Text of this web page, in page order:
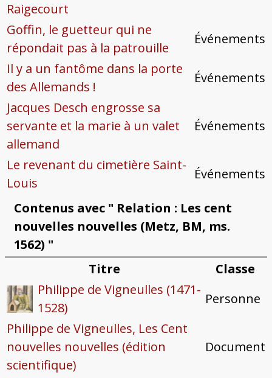
Raigecourt
Goffin, le guetteur qui ne
répondait pas à la patrouille
Événements
Il y a un fantôme dans la porte
des Allemands !
Événements
Jacques Desch engrosse sa
servante et la marie à un valet
allemand
Événements
Le revenant du cimetière Saint-
Louis
Événements
Contenus avec " Relation : Les cent
nouvelles nouvelles (Metz, BM, ms.
1562) "
Titre
Classe
Philippe de Vigneulles (1471-
1528)
Personne
Philippe de Vigneulles, Les Cent
nouvelles nouvelles (édition
scientifique)
Document